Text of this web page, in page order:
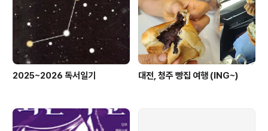
2025~2026 독서일기 대전, 청주 빵집 여행 (ING~)